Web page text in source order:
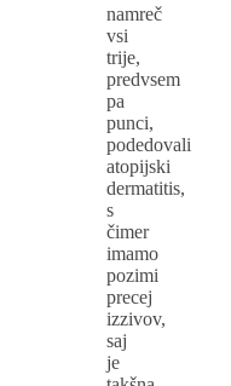
namreč
vsi
trije,
predvsem
pa
punci,
podedovali
atopijski
dermatitis,
s
čimer
imamo
pozimi
precej
izzivov,
saj
je